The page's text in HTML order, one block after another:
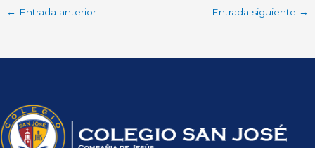
← Entrada anterior Entrada siguiente →